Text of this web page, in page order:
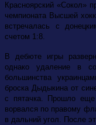
Красноярский «Сокол»
чемпионата Высшей
встречалась с
счетом 1:8.
В дебюте игры
однако удаление в
большинства
броска Дыдыкина от
с пятачка. Прошло
ворвался по правому
в дальний угол. После